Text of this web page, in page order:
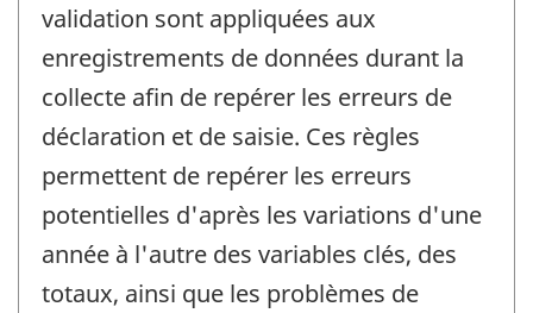
validation sont appliquées aux
enregistrements de données durant la
collecte afin de repérer les erreurs de
déclaration et de saisie. Ces règles
permettent de repérer les erreurs
potentielles d'après les variations d'une
année à l'autre des variables clés, des
totaux, ainsi que les problèmes de